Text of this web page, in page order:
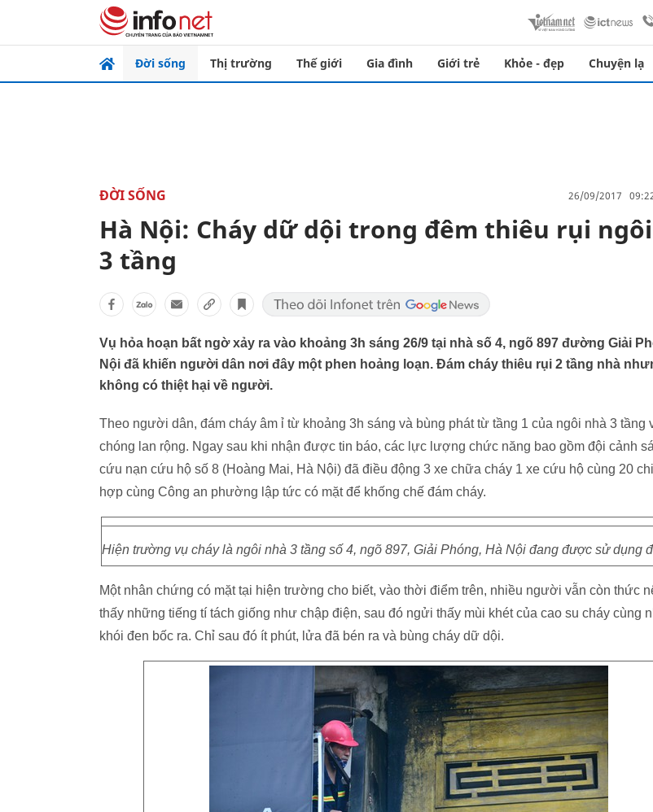
Đời sống Thị trường Thế giới Gia đình Giới trẻ Khỏe - đẹp Chuyện lạ
ĐỜI SỐNG 26/09/2017
Hà Nội: Cháy dữ dội trong đêm thiêu rụi
3 tầng
Vụ hỏa hoạn bất ngờ xảy ra vào khoảng 3h sáng 26/9 tại nhà số 4, ngõ 897 đường Giải
Nội đã khiến người dân nơi đây một phen hoảng loạn. Đám cháy thiêu rụi 2 tầng nhà
không có thiệt hại về người.
Theo người dân, đám cháy âm ỉ từ khoảng 3h sáng và bùng phát từ tầng 1 của ngôi nhà 3 tầng
chóng lan rộng. Ngay sau khi nhận được tin báo, các lực lượng chức năng bao gồm đội cảnh
cứu nạn cứu hộ số 8 (Hoàng Mai, Hà Nội) đã điều động 3 xe chữa cháy 1 xe cứu hộ cùng 20
hợp cùng Công an phường lập tức có mặt để khống chế đám cháy.
Hiện trường vụ cháy là ngôi nhà 3 tầng số 4, ngõ 897, Giải Phóng, Hà Nội đang được sử dụng
Một nhân chứng có mặt tại hiện trường cho biết, vào thời điểm trên, nhiều người vẫn còn thức
thấy những tiếng tí tách giống như chập điện, sau đó ngửi thấy mùi khét của cao su cháy cùng
khói đen bốc ra. Chỉ sau đó ít phút, lửa đã bén ra và bùng cháy dữ dội.